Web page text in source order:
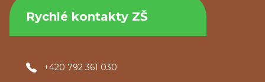
Rychlé kontakty ZŠ
+420 792 361 030